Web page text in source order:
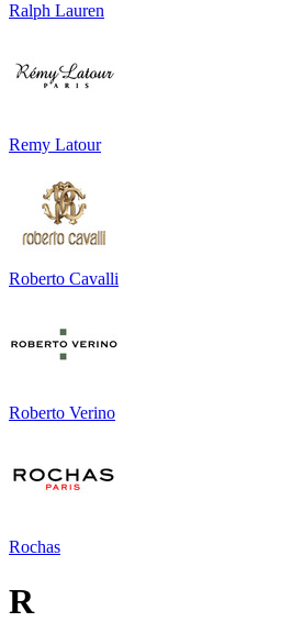
Ralph Lauren
Remy Latour
Roberto Cavalli
Roberto Verino
Rochas
R